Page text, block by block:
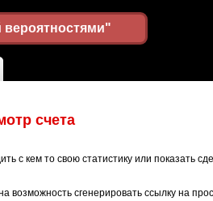
вероятностями"
счета
с кем то свою статистику или показать
возможность сгенерировать ссылку на